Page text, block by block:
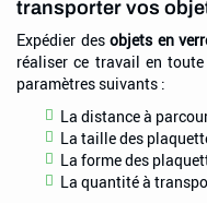
transporter vos
Expédier desobjets en
réaliser ce travail en
paramètres suivants :
La distance à
La taille des
La forme des
La quantité à